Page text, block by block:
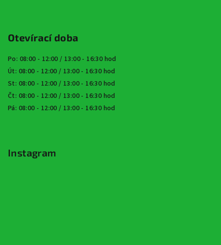
Otevírací doba
Po: 08:00 - 12:00 / 13:00 - 16:30 hod
Út: 08:00 - 12:00 / 13:00 - 16:30 hod
St: 08:00 - 12:00 / 13:00 - 16:30 hod
Čt: 08:00 - 12:00 / 13:00 - 16:30 hod
Pá: 08:00 - 12:00 / 13:00 - 16:30 hod
Instagram